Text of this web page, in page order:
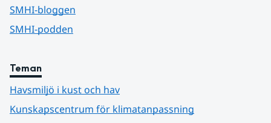
SMHI-bloggen
SMHI-podden
Teman
Havsmiljö i kust och hav
Kunskapscentrum för klimatanpassning